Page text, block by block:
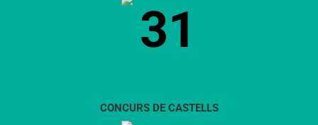
31
CONCURS DE CASTELLS